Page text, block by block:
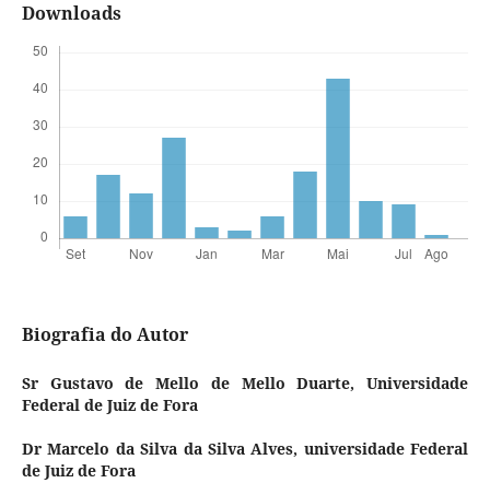
Downloads
Biografia do Autor
Sr Gustavo de Mello de Mello Duarte,Universidade
Federal de Juiz de Fora
Dr Marcelo da Silva da Silva Alves, universidade Federal
de Juiz de Fora